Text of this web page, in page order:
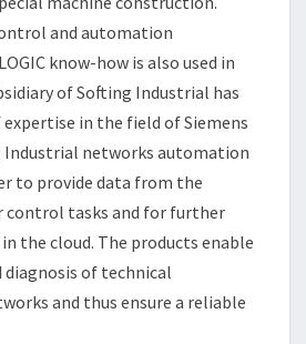
and automation
know-how is also used in
of Softing Industrial has
in the field of Siemens
networks automation
to provide data from the
control tasks and for further
the cloud. The products enable
of technical
and thus ensure a reliable